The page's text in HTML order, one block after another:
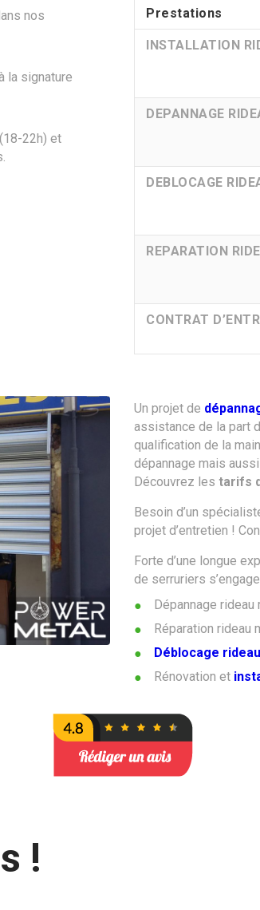
nos
la signature
22h) et
Prestations
INSTALLATION
DEPANNAGE
DEBLOCAGE
REPARATION
CONTRAT
Un projet de
assistance de la part
qualification de la
dépannage mais
Découvrez les tarifs
Besoin d’un
projet d’entretien !
Forte d’une longue
de serruriers
Dépannage rideau
Réparation rideau
Déblocage
Rénovation et
!